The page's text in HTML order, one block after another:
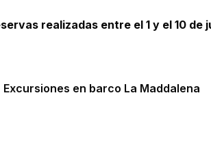
realizadas entre el 1 y el 10 de
Excursiones en barco La Maddalena